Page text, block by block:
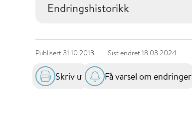
Endringshistorikk
Publisert 31.10.2013 | Sist endret18.03.2024
Skriv ut Få varsel om endringer